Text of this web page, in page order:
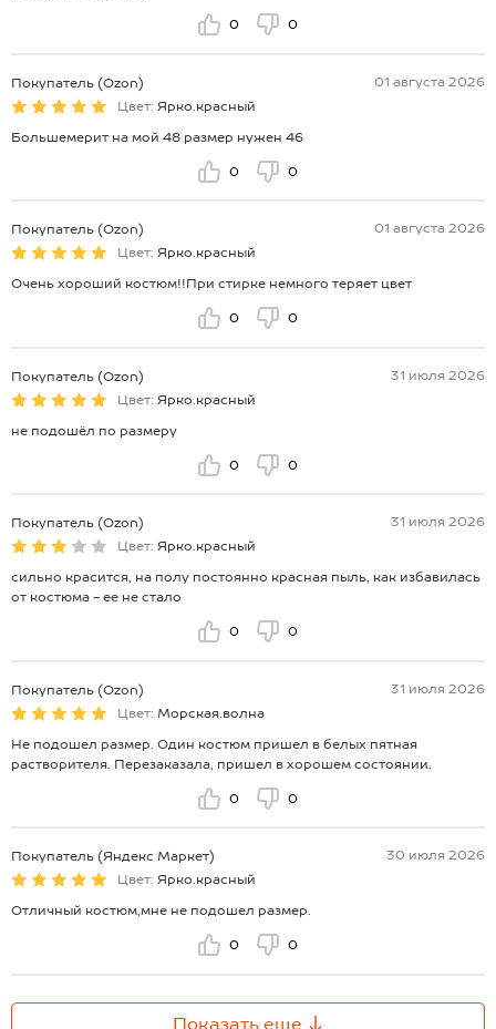
0 0
Покупатель (Ozon)
01 августа 2026
Цвет: Ярко.красный
Большемерит на мой 48 размер нужен 46
0 0
Покупатель (Ozon)
01 августа 2026
Цвет: Ярко.красный
Очень хороший костюм!!При стирке немного теряет цвет
0 0
Покупатель (Ozon)
31 июля 2026
Цвет: Ярко.красный
не подошёл по размеру
0 0
Покупатель (Ozon)
31 июля 2026
Цвет: Ярко.красный
сильно красится, на полу постоянно красная пыль, как избавилась
от костюма - ее не стало
0 0
Покупатель (Ozon)
31 июля 2026
Цвет: Морская.волна
Не подошел размер. Один костюм пришел в белых пятная
растворителя. Перезаказала, пришел в хорошем состоянии.
0 0
Покупатель (Яндекс Маркет)
30 июля 2026
Цвет: Ярко.красный
Отличный костюм,мне не подошел размер.
0 0
Показать еще